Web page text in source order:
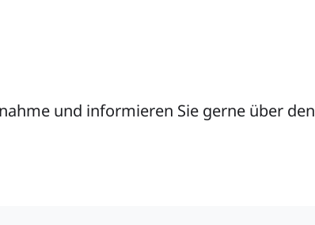
und informieren Sie gerne über den